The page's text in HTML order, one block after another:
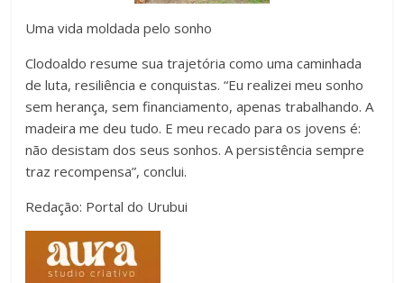
Uma vida moldada pelo sonho
Clodoaldo resume sua trajetória como uma caminhada
de luta, resiliência e conquistas. “Eu realizei meu sonho
sem herança, sem financiamento, apenas trabalhando. A
madeira me deu tudo. E meu recado para os jovens é:
não desistam dos seus sonhos. A persistência sempre
traz recompensa”, conclui.
Redação: Portal do Urubui